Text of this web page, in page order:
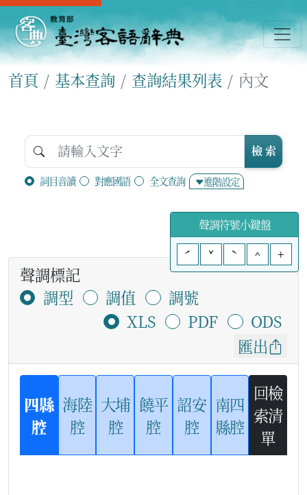
首頁 基本查詢 查詢結果列表 內文
詞目音讀 對應國語 全文查詢 進階設定
檢 索
聲調符號小鍵盤
ˊ
ˇ ˋ ^ +
聲調標記
調型
調值
調號
XLS
PDF
ODS
匯出
四縣
腔
海陸
腔
大埔
腔
饒平
腔
詔安
腔
南四
縣腔
回檢
索清
單